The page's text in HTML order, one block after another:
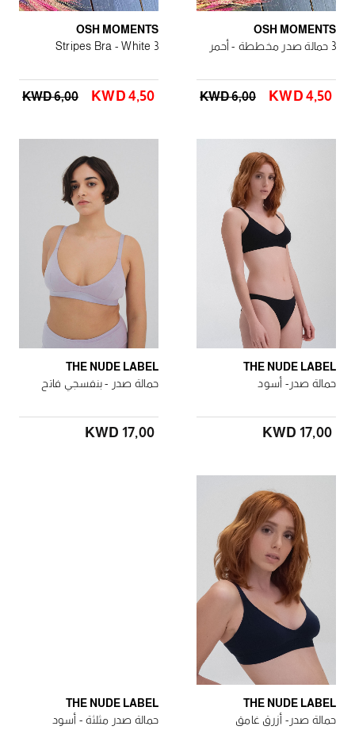
OSH MOMENTS
3 حمالة صدر مخططة - أحمر
KWD 4٫50 KWD 6٫00
OSH MOMENTS
3 Stripes Bra - White
KWD 4٫50 KWD 6٫00
THE NUDE LABEL
حمالة صدر- أسود
KWD 17٫00
THE NUDE LABEL
حمالة صدر - بنفسجي فاتح
KWD 17٫00
THE NUDE LABEL
حمالة صدر- أزرق غامق
THE NUDE LABEL
حمالة صدر مثلثة - أسود